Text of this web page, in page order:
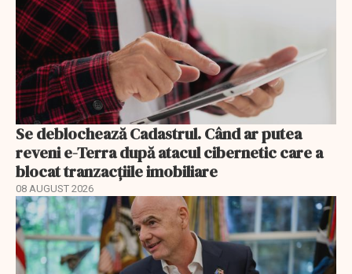
Se deblochează Cadastrul. Când ar putea
reveni e-Terra după atacul cibernetic care a
blocat tranzacțiile imobiliare
08 AUGUST 2026